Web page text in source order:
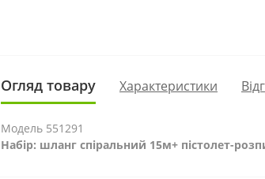
Огляд товару Характеристики
Модель 551291
Набір: шланг спіральний 15м+ пістолет-